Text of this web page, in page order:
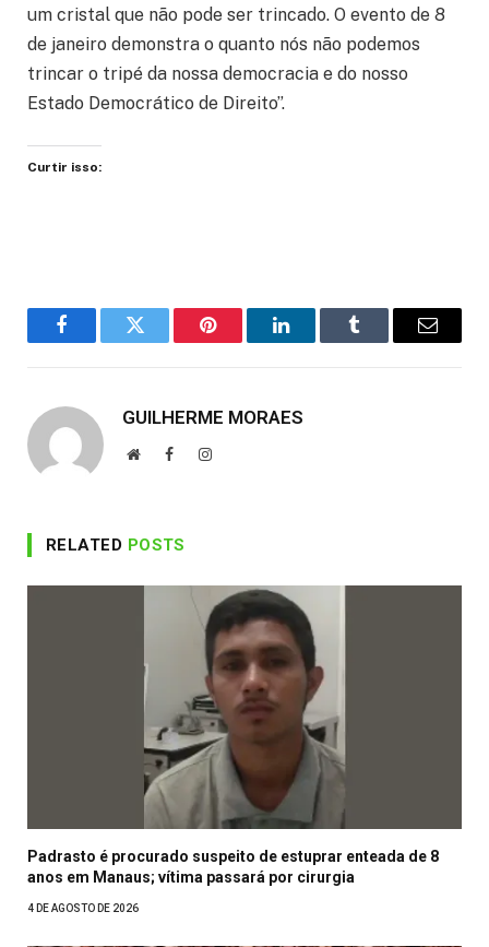
um cristal que não pode ser trincado. O evento de 8
de janeiro demonstra o quanto nós não podemos
trincar o tripé da nossa democracia e do nosso
Estado Democrático de Direito”.
Curtir isso:
FacebookTwitter Pinterest LinkedInTumblr Email
GUILHERME MORAES
WebsiteFacebookInstagram
RELATED POSTS
Padrasto é procurado suspeito de estuprar enteada de 8
anos em Manaus; vítima passará por cirurgia
4 DE AGOSTO DE 2026